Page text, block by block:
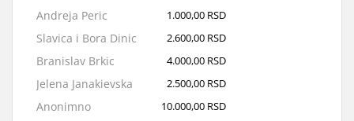
Andreja Peric 1.000,00 RSD
Slavica i Bora Dinic 2.600,00 RSD
Branislav Brkic 4.000,00 RSD
Jelena Janakievska 2.500,00 RSD
Anonimno 10.000,00 RSD